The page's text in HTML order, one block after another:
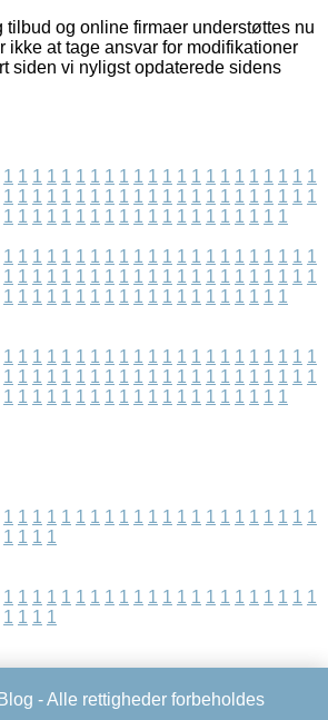
og online firmaer understøttes nu
ikke at tage ansvar for modifikationer
siden vi nyligst opdaterede sidens
1 1 1 1 1 1 1 1 1 1 1 1 1 1 1 1 1 1 1 1 1 1
1 1 1 1 1 1 1 1 1 1 1 1 1 1 1 1 1 1 1 1 1 1
1 1 1 1 1 1 1 1 1 1 1 1 1 1 1 1 1 1 1 1
1 1 1 1 1 1 1 1 1 1 1 1 1 1 1 1 1 1 1 1 1 1
1 1 1 1 1 1 1 1 1 1 1 1 1 1 1 1 1 1 1 1 1 1
1 1 1 1 1 1 1 1 1 1 1 1 1 1 1 1 1 1 1 1
1 1 1 1 1 1 1 1 1 1 1 1 1 1 1 1 1 1 1 1 1 1
1 1 1 1 1 1 1 1 1 1 1 1 1 1 1 1 1 1 1 1 1 1
1 1 1 1 1 1 1 1 1 1 1 1 1 1 1 1 1 1 1 1
1 1 1 1 1 1 1 1 1 1 1 1 1 1 1 1 1 1 1 1 1 1
1 1 1 1
1 1 1 1 1 1 1 1 1 1 1 1 1 1 1 1 1 1 1 1 1 1
1 1 1 1
Blog - Alle rettigheder forbeholdes